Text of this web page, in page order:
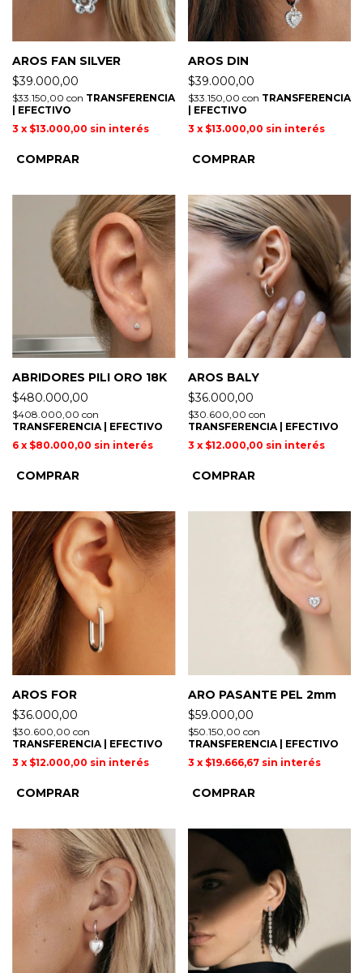
AROS FAN SILVER
$39.000,00
$33.150,00 con TRANSFERENCIA
| EFECTIVO
3 x $13.000,00 sin interés
AROS DIN
$39.000,00
$33.150,00 con TRANSFERENCIA
| EFECTIVO
3 x $13.000,00 sin interés
ABRIDORES PILI ORO 18K
$480.000,00
$408.000,00 con
TRANSFERENCIA | EFECTIVO
6 x $80.000,00 sin interés
AROS BALY
$36.000,00
$30.600,00 con
TRANSFERENCIA | EFECTIVO
3 x $12.000,00 sin interés
AROS FOR
$36.000,00
$30.600,00 con
TRANSFERENCIA | EFECTIVO
3 x $12.000,00 sin interés
ARO PASANTE PEL 2mm
$59.000,00
$50.150,00 con
TRANSFERENCIA | EFECTIVO
3 x $19.666,67 sin interés